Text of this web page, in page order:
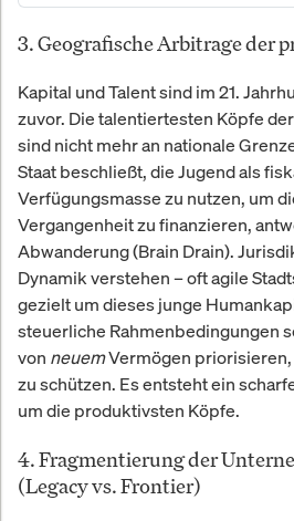
3. Geografische Arbitrage der
Kapital und Talent sind im 21.
zuvor. Die talentiertesten Köpfe
sind nicht mehr an nationale
Staat beschließt, die Jugend als
Verfügungsmasse zu nutzen, um
Vergangenheit zu finanzieren,
Abwanderung (Brain Drain).
Dynamik verstehen – oft agile
gezielt um dieses junge
steuerliche Rahmenbedingungen
von neuemVermögen
zu schützen. Es entsteht ein
um die produktivsten Köpfe.
4. Fragmentierung der
(Legacy vs. Frontier)